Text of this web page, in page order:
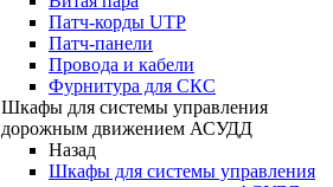
Патч-корды UTP
Патч-панели
Провода и кабели
Фурнитура для СКС
Шкафы для системы управления
дорожным движением АСУДД
Назад
Шкафы для системы управления